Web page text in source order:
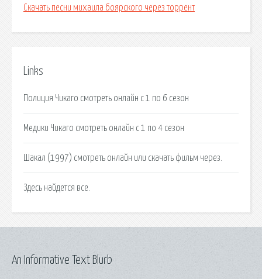
Скачать песни михаила боярского через торрент
Links
Полиция Чикаго смотреть онлайн с 1 по 6 сезон
Медики Чикаго смотреть онлайн с 1 по 4 сезон
Шакал (1997) смотреть онлайн или скачать фильм через.
Здесь найдется все.
An Informative Text Blurb